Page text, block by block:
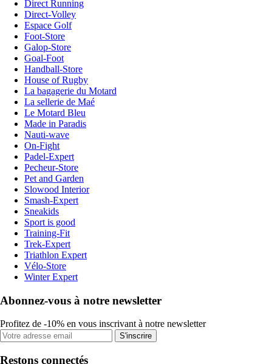
Direct Running
Direct-Volley
Espace Golf
Foot-Store
Galop-Store
Goal-Foot
Handball-Store
House of Rugby
La bagagerie du Motard
La sellerie de Maé
Le Motard Bleu
Made in Paradis
Nauti-wave
On-Fight
Padel-Expert
Pecheur-Store
Pet and Garden
Slowood Interior
Smash-Expert
Sneakids
Sport is good
Training-Fit
Trek-Expert
Triathlon Expert
Vélo-Store
Winter Expert
Abonnez-vous à notre newsletter
Profitez de -10% en vous inscrivant à notre newsletter
S'inscrire
Restons connectés